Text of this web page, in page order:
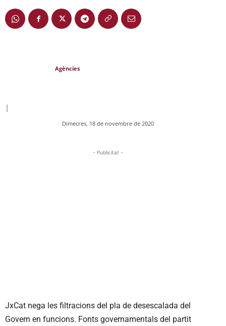
Agències
|
Dimecres, 18 de novembre de 2020
- Publicitat -
JxCat nega les filtracions del pla de desescalada del
Govern en funcions. Fonts governamentals del partit